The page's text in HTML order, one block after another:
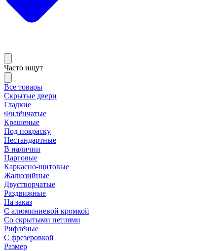
Часто ищут
Все товары
Скрытые двери
Гладкие
Филёнчатые
Крашеные
Под покраску
Нестандартные
В наличии
Царговые
Каркасно-щитовые
Жалюзийные
Двустворчатые
Раздвижные
На заказ
С алюминиевой кромкой
Со скрытыми петлями
Рифлёные
С фрезеровкой
Размер